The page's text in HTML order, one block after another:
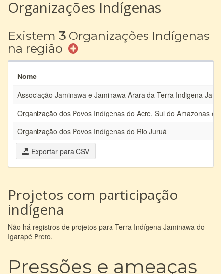
Organizações Indígenas
Existem 3 Organizações Indígenas
na região
Nome
Associação Jaminawa e Jaminawa Arara da Terra Indigena
Organização dos Povos Indígenas do Acre, Sul do Amazonas e
Organização dos Povos Indígenas do Rio Juruá
Exportar para CSV
Projetos com participação
indígena
Não há registros de projetos para Terra Indígena Jaminawa do
Igarapé Preto.
Pressões e ameaças